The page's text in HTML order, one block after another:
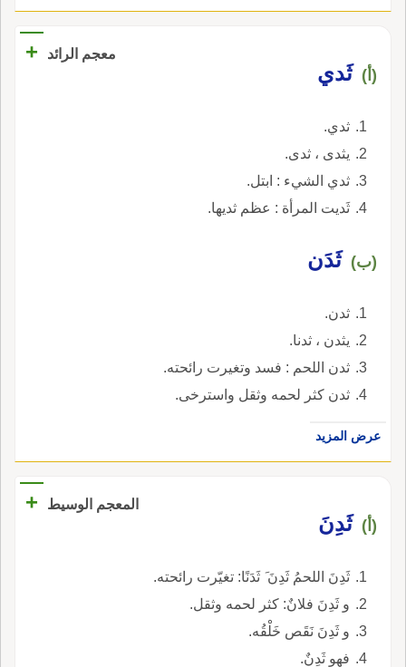
معجم الرائد +
(أ) ثَدي
ثدي.
يثدى ، ثدى.
ثدي الشيء : ابتل.
ثَديت المرأة : عظم ثديها.
(ب) ثَدَن
ثدن.
يثدن ، ثدنا.
ثدن اللحم : فسد وتغيرت رائحته.
ثدن كثر لحمه وثقل واسترخى.
عرض المزيد
المعجم الوسيط +
(أ) ثَدِنَ
ثَدِنَ اللحمُ ثَدِنَ َ ثَدَنًا: تغيّرت رائحته.
و ثَدِنَ فلانٌ: كثر لحمه وثقل.
و ثَدِنَ نَقَص خَلْقُه.
فهو ثَدِنٌ.